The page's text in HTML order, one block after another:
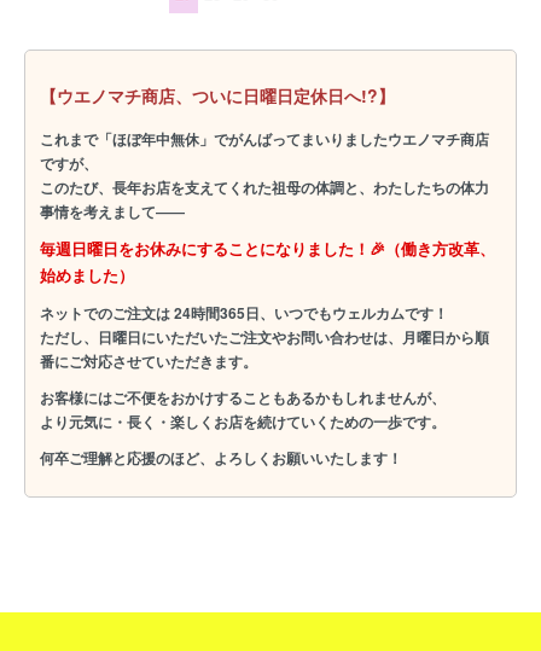
【ウエノマチ商店、ついに日曜日定休日へ!?】
これまで「ほぼ年中無休」 でがんばってまいりましたウエノマチ商店
ですが、
このたび、長年お店を支えてくれた祖母の体調と、わたしたちの体力
事情を考えまして――
毎週日曜日をお休みにすることになりました！🎉（働き方改革、
始めました）
ネットでのご注文は24時間365日、いつでもウェルカムです！
ただし、 日曜日にいただいたご注文やお問い合わせは、月曜日から順
番にご対応させていただきます。
お客様にはご不便をおかけすることもあるかもしれませんが、
より元気に・長く・楽しくお店を続けていくための一歩です。
何卒ご理解と応援のほど、よろしくお願いいたします！